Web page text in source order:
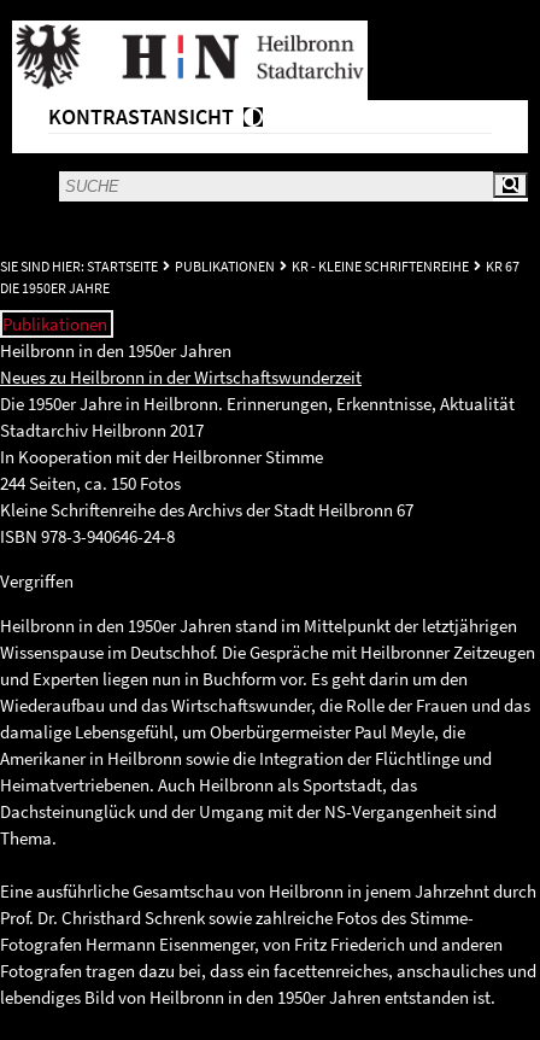
KONTRASTANSICHT
SIE SIND HIER: STARTSEITE PUBLIKATIONEN KR - KLEINE SCHRIFTENREIHE
KR 67
DIE 1950ER JAHRE
Publikationen
Heilbronn in den 1950er Jahren
Neues zu Heilbronn in der Wirtschaftswunderzeit
Die 1950er Jahre in Heilbronn. Erinnerungen, Erkenntnisse, Aktualität
Stadtarchiv Heilbronn 2017
In Kooperation mit der Heilbronner Stimme
244 Seiten, ca. 150 Fotos
Kleine Schriftenreihe des Archivs der Stadt Heilbronn 67
ISBN 978-3-940646-24-8
Vergriffen
Heilbronn in den 1950er Jahren stand im Mittelpunkt der letztjährigen
Wissenspause im Deutschhof. Die Gespräche mit Heilbronner Zeitzeugen
und Experten liegen nun in Buchform vor. Es geht darin um den
Wiederaufbau und das Wirtschaftswunder, die Rolle der Frauen und das
damalige Lebensgefühl, um Oberbürgermeister Paul Meyle, die
Amerikaner in Heilbronn sowie die Integration der Flüchtlinge und
Heimatvertriebenen. Auch Heilbronn als Sportstadt, das
Dachsteinunglück und der Umgang mit der NS-Vergangenheit sind
Thema.
Eine ausführliche Gesamtschau von Heilbronn in jenem Jahrzehnt durch
Prof. Dr. Christhard Schrenk sowie zahlreiche Fotos des Stimme-
Fotografen Hermann Eisenmenger, von Fritz Friederich und anderen
Fotografen tragen dazu bei, dass ein facettenreiches, anschauliches und
lebendiges Bild von Heilbronn in den 1950er Jahren entstanden ist.